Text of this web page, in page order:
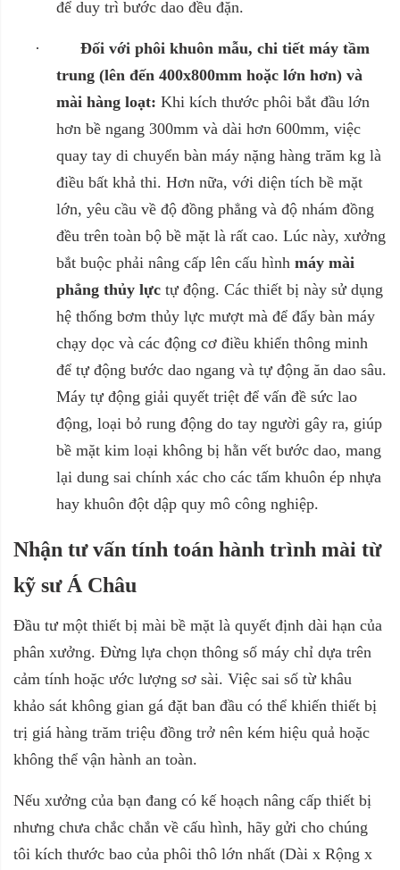
để duy trì bước dao đều đặn.
·
Đối với phôi khuôn mẫu, chi tiết máy tầm
trung (lên đến 400x800mm hoặc lớn hơn) và
mài hàng loạt: Khi kích thước phôi bắt đầu lớn
hơn bề ngang 300mm và dài hơn 600mm, việc
quay tay di chuyển bàn máy nặng hàng trăm kg là
điều bất khả thi. Hơn nữa, với diện tích bề mặt
lớn, yêu cầu về độ đồng phẳng và độ nhám đồng
đều trên toàn bộ bề mặt là rất cao. Lúc này, xưởng
bắt buộc phải nâng cấp lên cấu hình máy mài
phẳng thủy lực tự động. Các thiết bị này sử dụng
hệ thống bơm thủy lực mượt mà để đẩy bàn máy
chạy dọc và các động cơ điều khiển thông minh
để tự động bước dao ngang và tự động ăn dao sâu.
Máy tự động giải quyết triệt để vấn đề sức lao
động, loại bỏ rung động do tay người gây ra, giúp
bề mặt kim loại không bị hằn vết bước dao, mang
lại dung sai chính xác cho các tấm khuôn ép nhựa
hay khuôn đột dập quy mô công nghiệp.
Nhận tư vấn tính toán hành trình mài từ
kỹ sư Á Châu
Đầu tư một thiết bị mài bề mặt là quyết định dài hạn của
phân xưởng. Đừng lựa chọn thông số máy chỉ dựa trên
cảm tính hoặc ước lượng sơ sài. Việc sai số từ khâu
khảo sát không gian gá đặt ban đầu có thể khiến thiết bị
trị giá hàng trăm triệu đồng trở nên kém hiệu quả hoặc
không thể vận hành an toàn.
Nếu xưởng của bạn đang có kế hoạch nâng cấp thiết bị
nhưng chưa chắc chắn về cấu hình, hãy gửi cho chúng
tôi kích thước bao của phôi thô lớn nhất (Dài x Rộng x